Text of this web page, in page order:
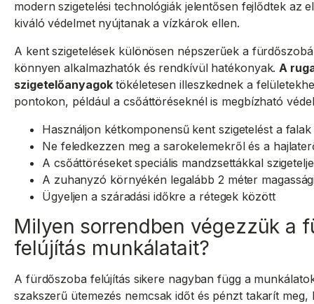
modern szigetelési technológiák jelentősen fejlődtek az
kiváló védelmet nyújtanak a vízkárok ellen.
A kent szigetelések különösen népszerűek a
könnyen alkalmazhatók és rendkívül hatékonyak.A
szigetelőanyagoktökéletesen illeszkednek a
pontokon, például a csőáttöréseknél is megbízható
Használjon kétkomponensű kent szigetelést a
Ne feledkezzen meg a sarokelemekről és a
A csőáttöréseket speciális mandzsettákkal szigetelje
A zuhanyzó környékén legalább 2 méter
Ügyeljen a száradási időkre a rétegek között
Milyen sorrendben végezzük a
felújítás munkálatait?
A fürdőszoba felújítás sikere nagyban függ a
szakszerű ütemezés nemcsak időt és pénzt takarít meg,